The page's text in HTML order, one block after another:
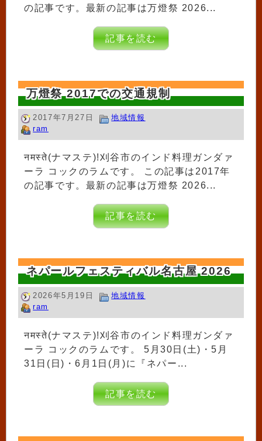
の記事です。最新の記事は万燈祭 2026...
記事を読む
万燈祭 2017での交通規制
2017年7月27日
地域情報
ram
नमस्ते(ナマステ)!刈谷市のインド料理ガンダァ
ーラ コックのラムです。 この記事は2017年
の記事です。最新の記事は万燈祭 2026...
記事を読む
ネパールフェスティバル名古屋 2026
2026年5月19日
地域情報
ram
नमस्ते(ナマステ)!刈谷市のインド料理ガンダァ
ーラ コックのラムです。 5月30日(土)・5月
31日(日)・6月1日(月)に『ネパー...
記事を読む